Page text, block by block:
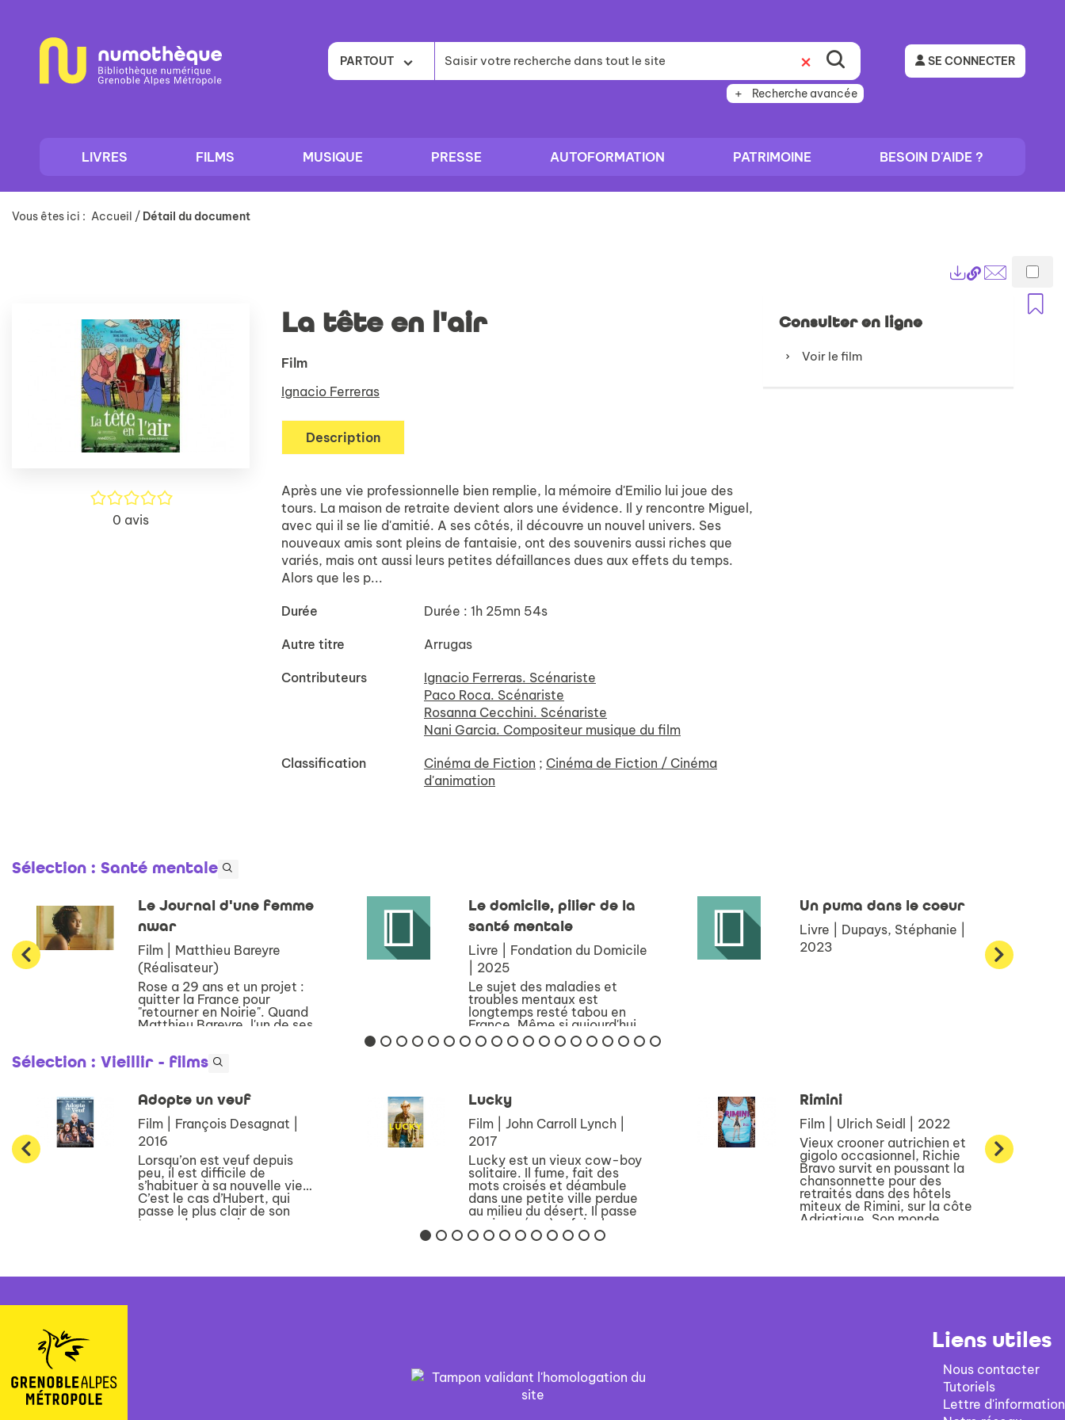
contenu
PARTOUT
Recherche avancée
SE CONNECTER
LIVRES FILMS MUSIQUE PRESSE AUTOFORMATION PATRIMOINE BESOIN D'AIDE ?
Vous êtes ici : Accueil / Détail du document
Lien
permanent
(Nouvelle
Envoyer
/5
0 avis
La tête en l'air
Film
Ignacio Ferreras
Description
Après une vie professionnelle bien remplie, la mémoire d'Emilio lui joue des
tours. La maison de retraite devient alors une évidence. Il y rencontre Miguel,
avec qui il se lie d'amitié. A ses côtés, il découvre un nouvel univers. Ses
nouveaux amis sont pleins de fantaisie, ont des souvenirs aussi riches que
variés, mais ont aussi leurs petites défaillances dues aux effets du temps.
Alors que les p...
Durée Durée : 1h 25mn 54s
Autre titre Arrugas
Contributeurs
Ignacio Ferreras. Scénariste
Paco Roca. Scénariste
Rosanna Cecchini. Scénariste
Nani Garcia. Compositeur musique du film
Classification Cinéma de Fiction ; Cinéma de Fiction / Cinéma
d'animation
Consulter en ligne
Voir le film
Sélection : Santé mentale
Le Journal d'une femme
nwar
Film | Matthieu Bareyre
(Réalisateur)
Rose a 29 ans et un projet :
quitter la France pour
"retourner en Noirie". Quand
Matthieu Bareyre, l'un de ses
elle inspiré de son journal
Le domicile, pilier de la
santé mentale
Livre | Fondation du Domicile
| 2025
Le sujet des maladies et
troubles mentaux est
longtemps resté tabou en
France. Même si aujourd'hui,
la parole tend à se libérer
dans le débat public sur ces
Un puma dans le coeur
Livre | Dupays, Stéphanie |
2023
Sélection : Vieillir - films
Adopte un veuf
Film | François Desagnat |
2016
Lorsqu’on est veuf depuis
peu, il est difficile de
s’habituer à sa nouvelle vie…
C’est le cas d’Hubert, qui
passe le plus clair de son
temps dans son immense
Lucky
Film | John Carroll Lynch |
2017
Lucky est un vieux cow-boy
solitaire. Il fume, fait des
mots croisés et déambule
dans une petite ville perdue
au milieu du désert. Il passe
ses journées à refaire le
monde avec les habitants du
Rimini
Film | Ulrich Seidl | 2022
Vieux crooner autrichien et
gigolo occasionnel, Richie
Bravo survit en poussant la
chansonnette pour des
retraités dans des hôtels
miteux de Rimini, sur la côte
Adriatique. Son monde
Liens utiles
Nous contacter
Tutoriels
Lettre d'information